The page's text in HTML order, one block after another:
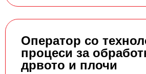
Оператор со
процеси за
дрвото и плочи